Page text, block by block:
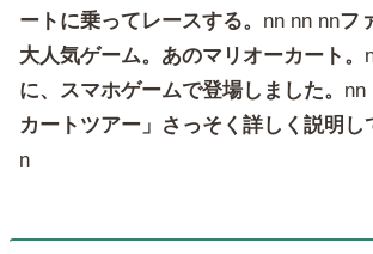
ートに乗ってレースする。 nn nn nnフ
大人気ゲーム。あのマリオーカート。
に、スマホゲームで登場しました。 nn
カートツアー」さっそく詳しく説明し
n